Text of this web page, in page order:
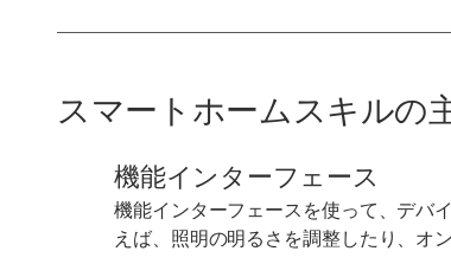
スマートホームスキルの
機能インターフェース
機能インターフェースを使って、デバ
えば、照明の明るさを調整したり、オ